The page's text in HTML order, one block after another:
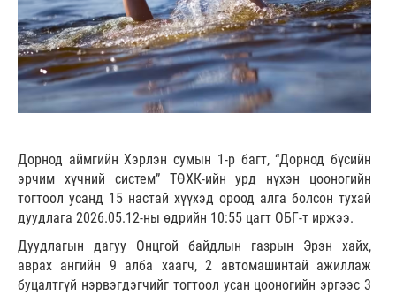
Дорнод аймгийн Хэрлэн сумын 1-р багт, “Дорнод бүсийн
эрчим хүчний систем” ТӨХК-ийн урд нүхэн цооногийн
тогтоол усанд 15 настай хүүхэд ороод алга болсон тухай
дуудлага 2026.05.12-ны өдрийн 10:55 цагт ОБГ-т иржээ.
Дуудлагын дагуу Онцгой байдлын газрын Эрэн хайх,
аврах ангийн 9 алба хаагч, 2 автомашинтай ажиллаж
буцалтгүй нэрвэгдэгчийг тогтоол усан цооногийн эргээс 3